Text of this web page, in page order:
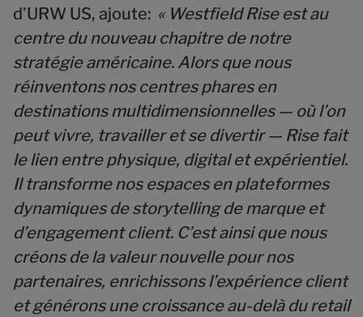
d’URW US, ajoute: « Westfield Rise est au
centre du nouveau chapitre de notre
stratégie américaine. Alors que nous
réinventons nos centres phares en
destinations multidimensionnelles — où l’on
peut vivre, travailler et se divertir — Rise fait
le lien entre physique, digital et expérientiel.
Il transforme nos espaces en plateformes
dynamiques de storytelling de marque et
d’engagement client. C’est ainsi que nous
créons de la valeur nouvelle pour nos
partenaires, enrichissons l’expérience client
et générons une croissance au-delà du retail